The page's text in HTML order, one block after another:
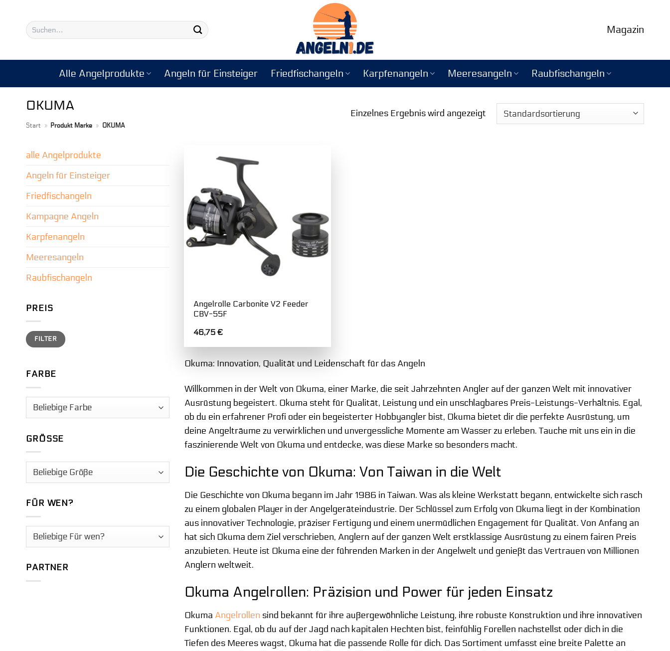
springen
Suchen
nach:
Magazin
Alle Angelprodukte Angeln für Einsteiger Friedfischangeln Karpfenangeln Meeresangeln Raubfischangeln
OKUMA
Start » Produkt Marke » OKUMA
Einzelnes Ergebnis wird angezeigt
alle Angelprodukte
Angeln für Einsteiger
Friedfischangeln
Kampagne Angeln
Karpfenangeln
Meeresangeln
Raubfischangeln
PREIS
Min.
Preis
Max.
PreisFILTER
FARBE
GRÖSSE
FÜR WEN?
PARTNER
Angelrolle Carbonite V2 Feeder
CBV-55F
46,75€
Okuma: Innovation, Qualität und Leidenschaft für das Angeln
Willkommen in der Welt von Okuma, einer Marke, die seit Jahrzehnten Angler auf der ganzen Welt mit innovativer
Ausrüstung begeistert. Okuma steht für Qualität, Leistung und ein unschlagbares Preis-Leistungs-Verhältnis. Egal,
ob du ein erfahrener Profi oder ein begeisterter Hobbyangler bist, Okuma bietet dir die perfekte Ausrüstung, um
deine Angelträume zu verwirklichen und unvergessliche Momente am Wasser zu erleben. Tauche mit uns ein in die
faszinierende Welt von Okuma und entdecke, was diese Marke so besonders macht.
Die Geschichte von Okuma: Von Taiwan in die Welt
Die Geschichte von Okuma begann im Jahr 1986 in Taiwan. Was als kleine Werkstatt begann, entwickelte sich rasch
zu einem globalen Player in der Angelgeräteindustrie. Der Schlüssel zum Erfolg von Okuma liegt in der Kombination
aus innovativer Technologie, präziser Fertigung und einem unermüdlichen Engagement für Qualität. Von Anfang an
hat sich Okuma dem Ziel verschrieben, Anglern auf der ganzen Welt erstklassige Ausrüstung zu einem fairen Preis
anzubieten. Heute ist Okuma eine der führenden Marken in der Angelwelt und genießt das Vertrauen von Millionen
Anglern weltweit.
Okuma Angelrollen: Präzision und Power für jeden Einsatz
Okuma Angelrollen sind bekannt für ihre außergewöhnliche Leistung, ihre robuste Konstruktion und ihre innovativen
Funktionen. Egal, ob du auf der Jagd nach kapitalen Hechten bist, feinfühlig Forellen nachstellst oder dich in die
Tiefen des Meeres wagst, Okuma hat die passende Rolle für dich. Das Sortiment umfasst eine breite Palette an